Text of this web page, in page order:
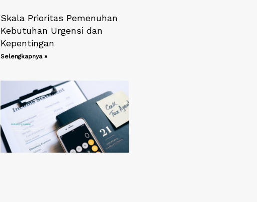
Skala Prioritas Pemenuhan
Kebutuhan Urgensi dan
Kepentingan
Selengkapnya »